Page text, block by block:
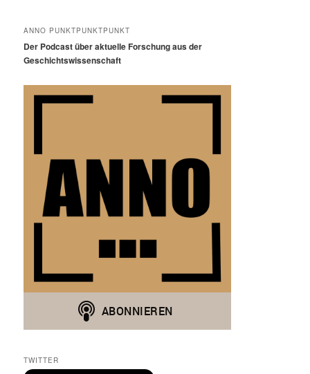
ANNO PUNKTPUNKTPUNKT
Der Podcast über aktuelle Forschung aus der
Geschichtswissenschaft
TWITTER